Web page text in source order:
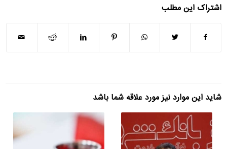
اشتراک این مطلب
شاید این موارد نیز مورد علاقه شما باشد